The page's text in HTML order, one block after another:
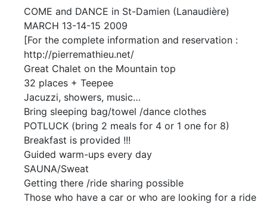
COME and DANCE in St-Damien (Lanaudière)
MARCH 13-14-15 2009
[For the complete information and reservation :
http://pierremathieu.net/
Great Chalet on the Mountain top
32 places + Teepee
Jacuzzi, showers, music…
Bring sleeping bag/towel /dance clothes
POTLUCK (bring 2 meals for 4 or 1 one for 8)
Breakfast is provided !!!
Guided warm-ups every day
SAUNA/Sweat
Getting there /ride sharing possible
Those who have a car or who are looking for a ride